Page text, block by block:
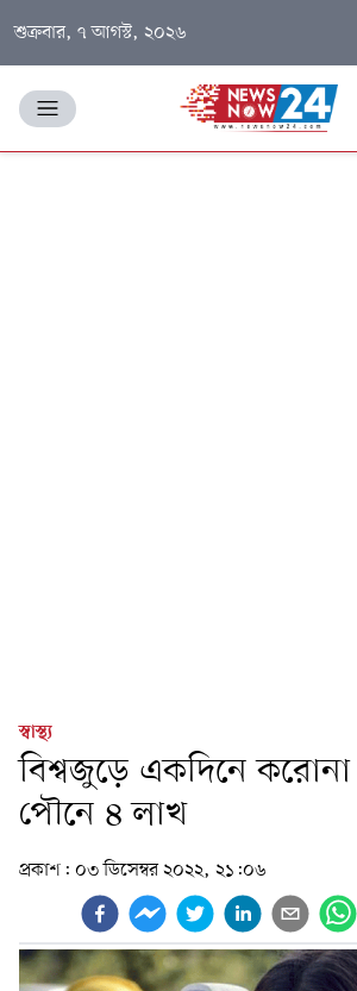
শুক্রবার, ৭ আগস্ট, ২০২৬
স্বাস্থ্য
বিশ্বজুড়ে একদিনে
পৌনে ৪ লাখ
প্রকাশ: ০৩ ডিসেম্বর ২০২২, ২১:০৬